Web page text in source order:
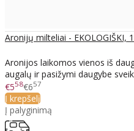
Aronijų milteliai - EKOLOGIŠKI,
Aronijos laikomos vienos iš
augalų ir pasižymi daugybe
€558€657
Į krepšelį
Į palyginimą